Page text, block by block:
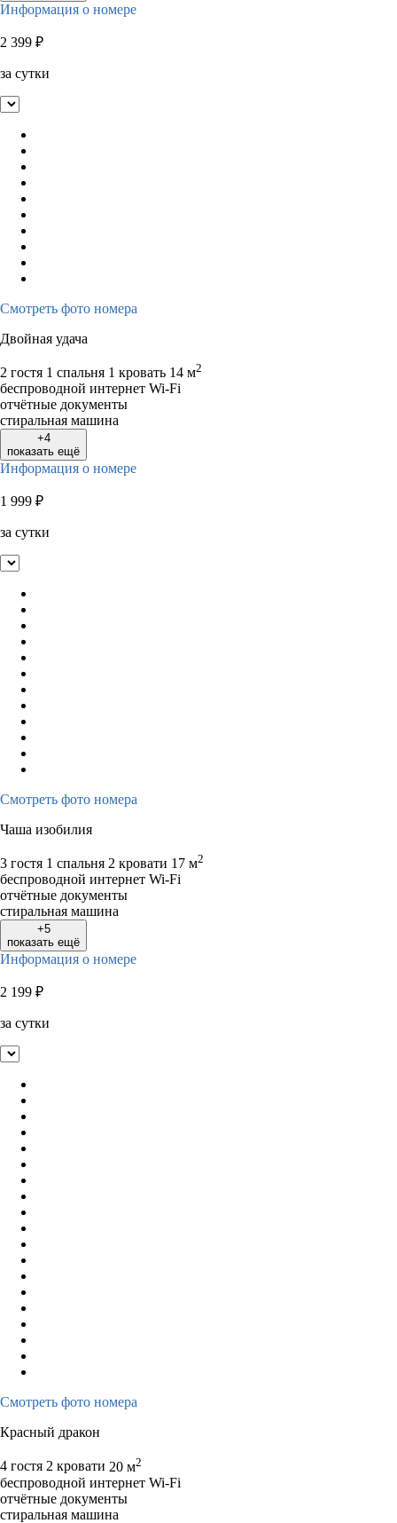
Информация о номере
2 399 ₽
за сутки
Смотреть фото номера
Двойная удача
2 гостя 1 спальня 1 кровать 14 м2
беспроводной интернет Wi-Fi
отчётные документы
стиральная машина
+4
показать ещё
Информация о номере
1 999 ₽
за сутки
Смотреть фото номера
Чаша изобилия
3 гостя 1 спальня 2 кровати 17 м2
беспроводной интернет Wi-Fi
отчётные документы
стиральная машина
+5
показать ещё
Информация о номере
2 199 ₽
за сутки
Смотреть фото номера
Красный дракон
4 гостя 2 кровати 20 м2
беспроводной интернет Wi-Fi
отчётные документы
стиральная машина